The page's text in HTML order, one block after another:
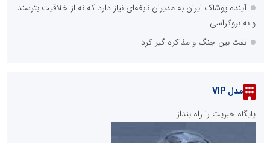
آینده پوشاک ایران به مدیران نابغه‌ای نیاز دارد که نه از خلاقیت بترسند
و نه بروکراسی
نفت بین جنگ و مذاکره گیر کرد
مدل VIP
پایگاه خبریت را راه بنداز